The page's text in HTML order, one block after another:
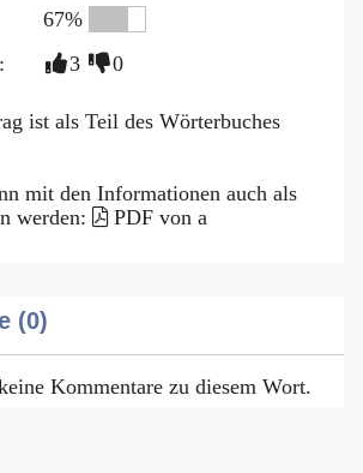
67%
3 0
ist als Teil des Wörterbuches
mit den Informationen auch als
werden:
PDF von a
(0)
Kommentare zu diesem Wort.